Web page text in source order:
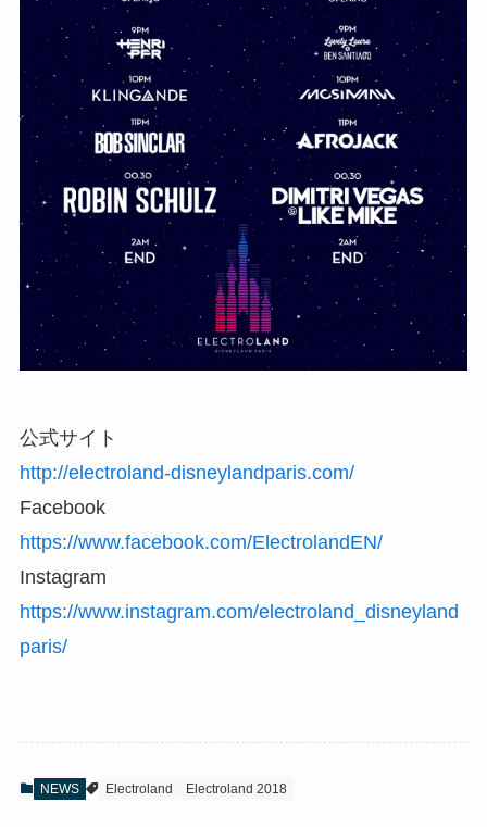
公式サイト
http://electroland-disneylandparis.com/
Facebook
https://www.facebook.com/ElectrolandEN/
Instagram
https://www.instagram.com/electroland_disneyland
paris/
NEWS Electroland Electroland 2018